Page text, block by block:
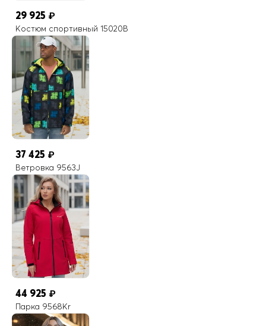
29 925 ₽
Костюм спортивный 15020B
37 425 ₽
Ветровка 9563J
44 925 ₽
Парка 9568Kr